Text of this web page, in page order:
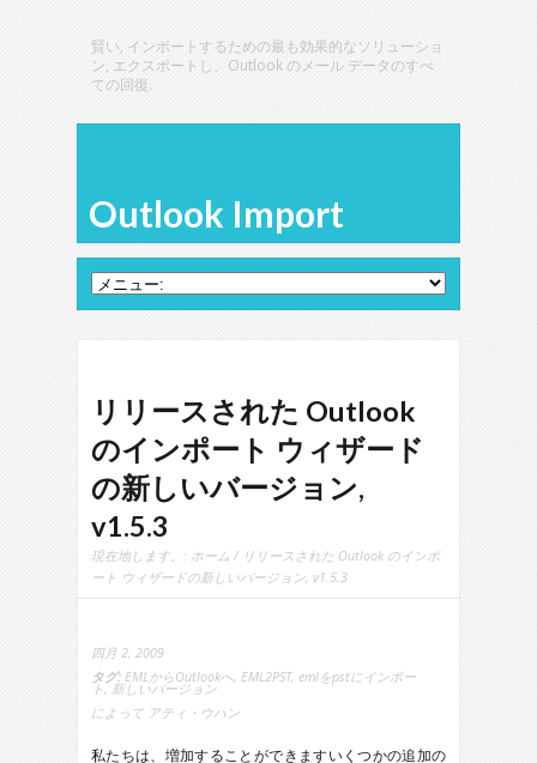
賢い, インポートするための最も効果的なソリューショ
ン, エクスポートし、Outlook のメール データのすべ
ての回復.
Outlook Import
リリースされた Outlook
のインポート ウィザード
の新しいバージョン,
v1.5.3
現在地します。: ホーム / リリースされた Outlook のインポ
ート ウィザードの新しいバージョン, v1.5.3
四月 2, 2009
タグ: EMLからOutlookへ, EML2PST, emlをpstにインポー
ト, 新しいバージョン
によって アティ・ウハン
私たちは、増加することができますいくつかの追加の